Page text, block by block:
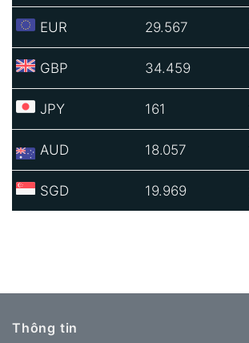
EUR 29.567
GBP 34.459
JPY 161
AUD 18.057
SGD 19.969
Thông tin